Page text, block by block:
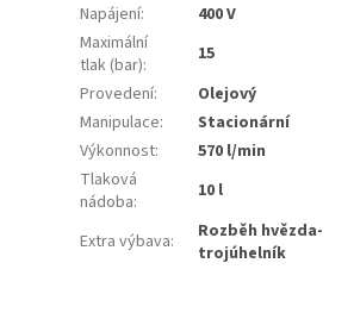
Napájení:
400 V
Maximální
tlak (bar):
15
Provedení:
Olejový
Manipulace:
Stacionární
Výkonnost:
570 l/min
Tlaková
nádoba: 10 l
Extra výbava:
Rozběh hvězda-
trojúhelník